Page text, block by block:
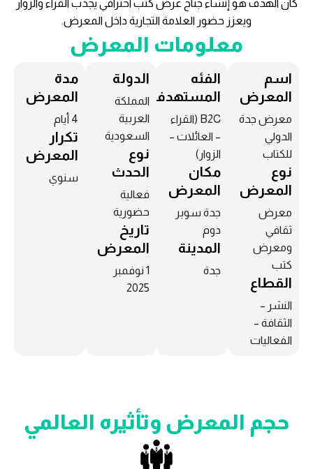
كان الهدف هو إنشاء جناح عرض كتب احترافي يجذب القراء والزوار
ويعزز حضور العلامة التجارية داخل المعرض.
معلومات المعرض
اسم
المعرض
معرض جدة
الدولي
للكتاب
نوع
المعرض
معرض
ثقافي
ومعرض
كتب
القطاع
النشر –
الثقافة –
الفعاليات
الفئه
المستهدفة
B2C (القراء
– العائلات –
الزوار)
مكان
المعرض
جدة سوبر
دوم
المدينة
جدة
الدولة
المملكة
العربية
السعودية
نوع
الحدث
فعالية
حضورية
تاريخ
المعرض
1 نوفمبر
2025
مدة
المعرض
4 أيام
تكرار
المعرض
سنوي
حجم المعرض وتأثيره العالمي